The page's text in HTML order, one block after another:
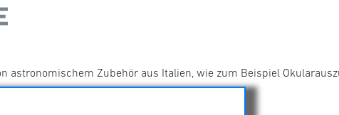
astronomischem Zubehör aus Italien, wie zum Beispiel